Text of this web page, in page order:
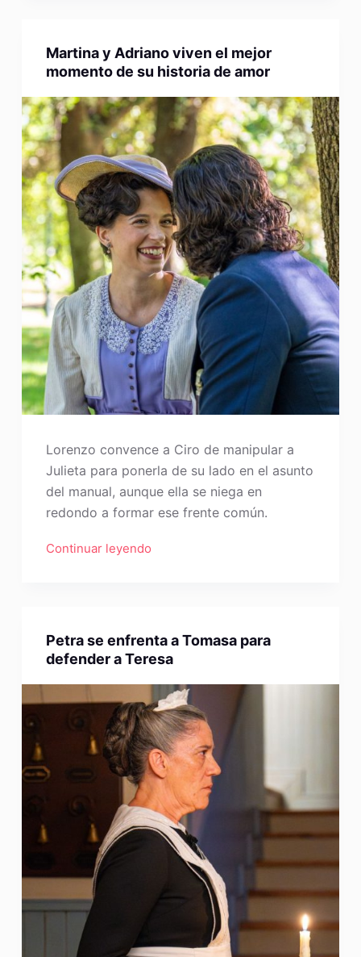
Martina y Adriano viven el mejor
momento de su historia de amor
Lorenzo convence a Ciro de manipular a
Julieta para ponerla de su lado en el asunto
del manual, aunque ella se niega en
redondo a formar ese frente común.
Continuar leyendo
Petra se enfrenta a Tomasa para
defender a Teresa